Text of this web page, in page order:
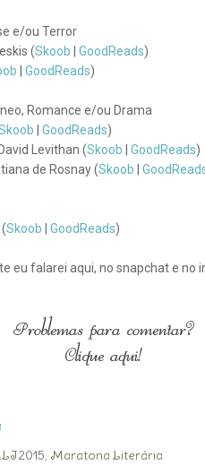
e/ou Terror
(Skoob GoodReads)
GoodReads)
Romance e/ou Drama
GoodReads)
Levithan (Skoob GoodReads)
de Rosnay (Skoob
Skoob GoodReads)
eu falarei aqui, no snapchat e no
, Maratona Literária